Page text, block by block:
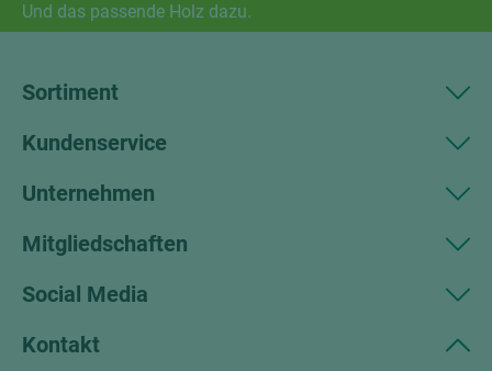
Und das passende Holz dazu.
Sortiment
Kundenservice
Unternehmen
Mitgliedschaften
Social Media
Kontakt